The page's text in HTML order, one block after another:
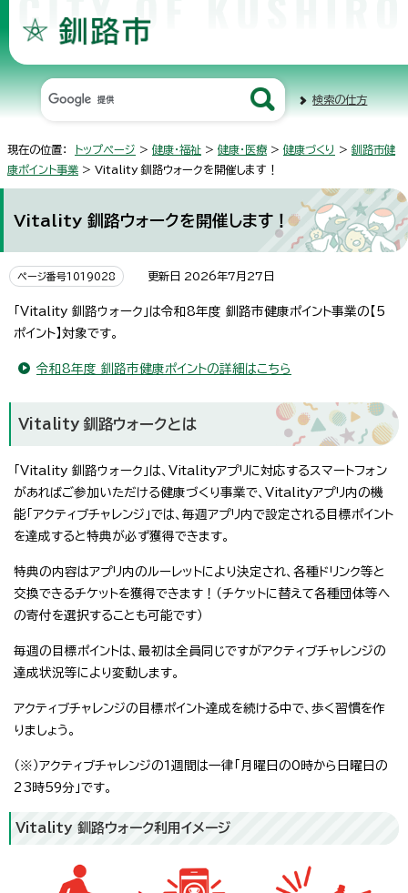
検索の仕方
現在の位置： トップページ > 健康・福祉 > 健康・医療 > 健康づくり > 釧路市健
康ポイント事業 > Vitality 釧路ウォークを開催します！
Vitality 釧路ウォークを開催します！
ページ番号1019028 更新日 2026年7月27日
「Vitality 釧路ウォーク」は令和8年度 釧路市健康ポイント事業の【5
ポイント】対象です。
令和8年度 釧路市健康ポイントの詳細はこちら
Vitality 釧路ウォークとは
「Vitality 釧路ウォーク」は、Vitalityアプリに対応するスマートフォン
があればご参加いただける健康づくり事業で、Vitalityアプリ内の機
能「アクティブチャレンジ」では、毎週アプリ内で設定される目標ポイント
を達成すると特典が必ず獲得できます。
特典の内容はアプリ内のルーレットにより決定され、各種ドリンク等と
交換できるチケットを獲得できます！（チケットに替えて各種団体等へ
の寄付を選択することも可能です）
毎週の目標ポイントは、最初は全員同じですがアクティブチャレンジの
達成状況等により変動します。
アクティブチャレンジの目標ポイント達成を続ける中で、歩く習慣を作
りましょう。
（※）アクティブチャレンジの1週間は一律「月曜日の0時から日曜日の
23時59分」です。
Vitality 釧路ウォーク利用イメージ